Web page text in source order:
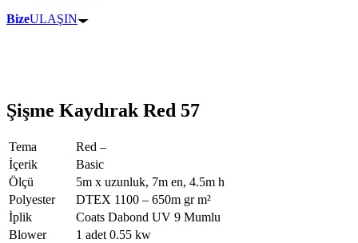
BizeULAŞIN
Şişme Kaydırak Red 57
Tema
Red –
İçerik
Basic
Ölçü
5m x uzunluk, 7m en, 4.5m h
Polyester
DTEX 1100 – 650m gr m²
İplik
Coats Dabond UV 9 Mumlu
Blower
1 adet 0.55 kw